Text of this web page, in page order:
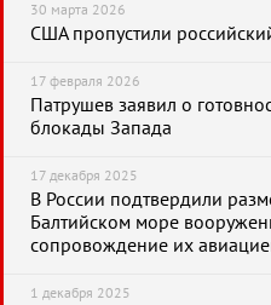
30 марта 2026
США пропустили
17 февраля 2026
Патрушев заявил о
блокады Запада
17 декабря 2025
В России подтвердили
Балтийском море
сопровождение их
1 декабря 2025